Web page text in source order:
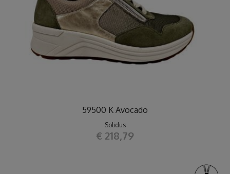
59500 K Avocado
Solidus
€ 218,79